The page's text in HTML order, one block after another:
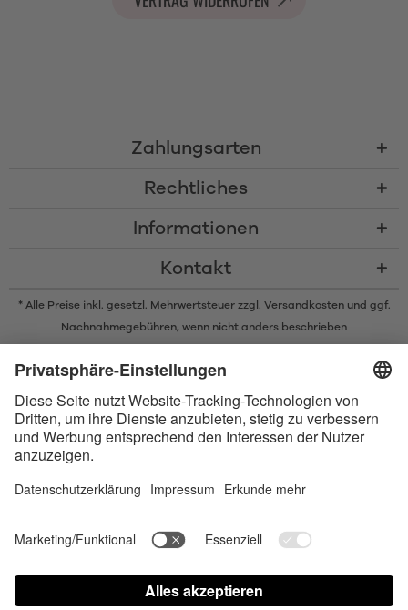
Zahlungsarten
Rechtliches
Informationen
Kontakt
* Alle Preise inkl. gesetzl. Mehrwertsteuer zzgl. Versandkostenund ggf.
Nachnahmegebühren, wenn nicht anders beschrieben
und Eigentum der Bluetooth SIG, Inc. Die Nutzung dieser Marken durch
Satisfyer GmbH erfolgt unter Lizenz.
Apple und das Apple-Logo sind eingetragene Marken von Apple Inc.
Google Play und das Google Play-Logo sind Marken von Google LLC.